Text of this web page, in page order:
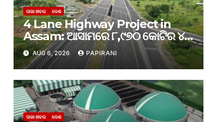
ତାଜା ଖବର ଦେଶ
4 Lane Highway Project in
Assam: ଆସାମରେ ୮,୯୭୦ କୋଟିର ୪-
ଲେନ୍ ରାଜପଥ ପ୍ରକଳ୍ପକୁ କ୍ୟାବିନେଟ୍
ମଞ୍ଜୁରୀ
AUG 6, 2026 PAPIRANI
ତାଜା ଖବର ଦେଶ